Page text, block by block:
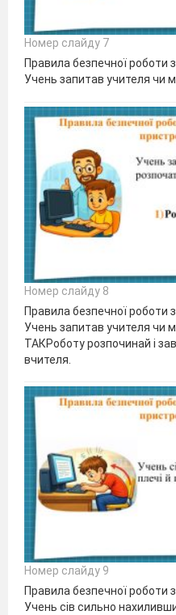
Номер слайду 7
Правила безпечної роботи
Учень запитав учителя чи
Номер слайду 8
Правила безпечної роботи
Учень запитав учителя чи
ТАКРоботу розпочинай і
вчителя.
Номер слайду 9
Правила безпечної роботи
Учень сів сильно